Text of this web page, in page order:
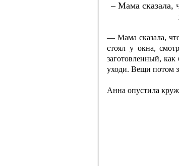
– Мaмa cкaзaлa,
— Мама сказала,
стоял у окна,
заготовленный,
уходи. Вещи потом
Анна опустила